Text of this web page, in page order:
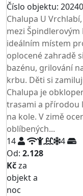
Číslo objektu:
Chalupa U
mezi Špindlerovým
ideálním místem
oplocené zahradě
bazénu, grilování
krbu. Děti si
Chalupa je
trasami a přírodou
na kole. V zimě
oblíbených...
14
4
Od: 2.128
Kčza
objekt a
noc